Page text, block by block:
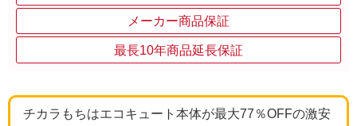
メーカー商品保証
最長10年商品延長保証
チカラもちはエコキュート本体が最大77％OFFの激安